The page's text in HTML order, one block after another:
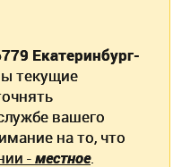
Екатеринбург-
текущие
вашего
на то, что
-местное.